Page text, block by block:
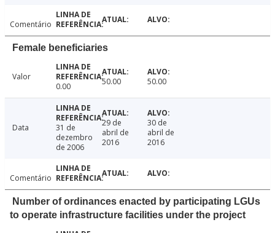
Comentário
Female beneficiaries
Valor
0.00
50.00 50.00
Data
31 de
dezembro
de 2006
29 de
abril de
2016
30 de
abril de
2016
Comentário
Number of ordinances enacted by participating LGUs
to operate infrastructure facilities under the project